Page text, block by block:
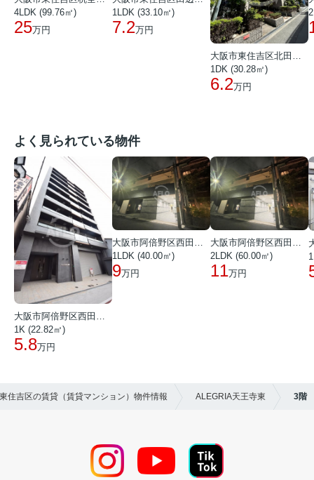
4LDK (99.76㎡)
25万円
1LDK (33.10㎡)
7.2万円
大阪市東住吉区北田辺１丁目
1DK (30.28㎡)
6.2万円
よく見られている物件
大阪市阿倍野区西田辺町１丁目
1K (22.82㎡)
5.8万円
大阪市阿倍野区西田辺町１丁目
1LDK (40.00㎡)
9万円
大阪市阿倍野区西田辺町１丁目
2LDK (60.00㎡)
11万円
住吉区の賃貸（賃貸マンション）物件情報 ALEGRIA天王寺東 3階